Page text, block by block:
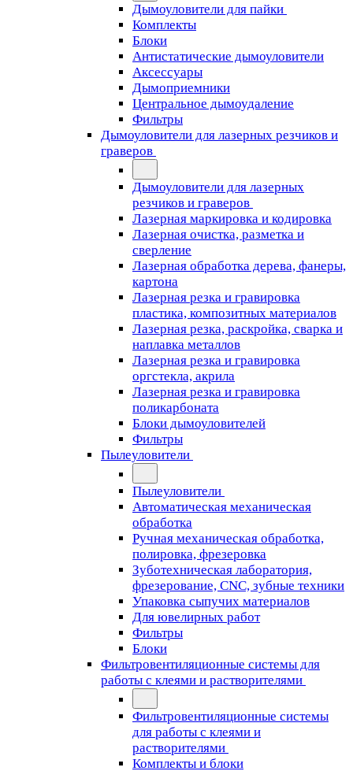
Дымоуловители для пайки
Комплекты
Блоки
Антистатические дымоуловители
Аксессуары
Дымоприемники
Центральное дымоудаление
Фильтры
Дымоуловители для лазерных резчиков и
граверов
Дымоуловители для лазерных
резчиков и граверов
Лазерная маркировка и кодировка
Лазерная очистка, разметка и
сверление
Лазерная обработка дерева, фанеры,
картона
Лазерная резка и гравировка
пластика, композитных материалов
Лазерная резка, раскройка, сварка и
наплавка металлов
Лазерная резка и гравировка
оргстекла, акрила
Лазерная резка и гравировка
поликарбоната
Блоки дымоуловителей
Фильтры
Пылеуловители
Пылеуловители
Автоматическая механическая
обработка
Ручная механическая обработка,
полировка, фрезеровка
Зуботехническая лаборатория,
фрезерование, CNC, зубные техники
Упаковка сыпучих материалов
Для ювелирных работ
Фильтры
Блоки
Фильтровентиляционные системы для
работы с клеями и растворителями
Фильтровентиляционные системы
для работы с клеями и
растворителями
Комплекты и блоки